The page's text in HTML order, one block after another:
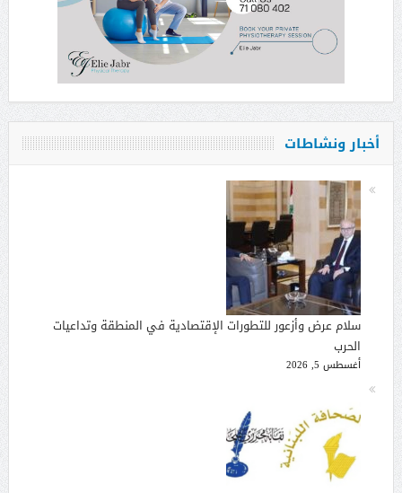
أخبار ونشاطات
سلام عرض وأزعور للتطورات الإقتصادية في المنطقة وتداعيات
الحرب
أغسطس 5, 2026